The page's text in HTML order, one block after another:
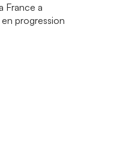
France a
progression